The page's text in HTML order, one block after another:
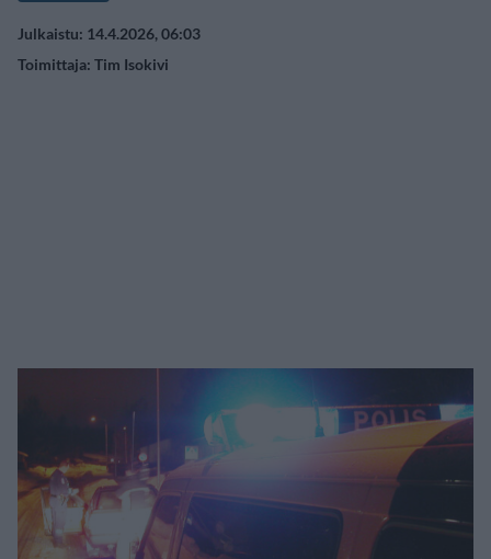
Julkaistu: 14.4.2026, 06:03
Toimittaja: Tim Isokivi